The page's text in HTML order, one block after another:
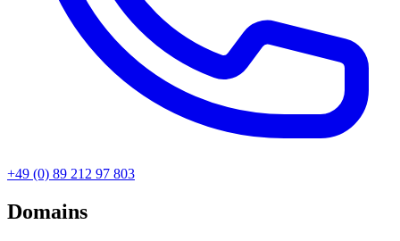
+49 (0) 89 212 97 803
Domains